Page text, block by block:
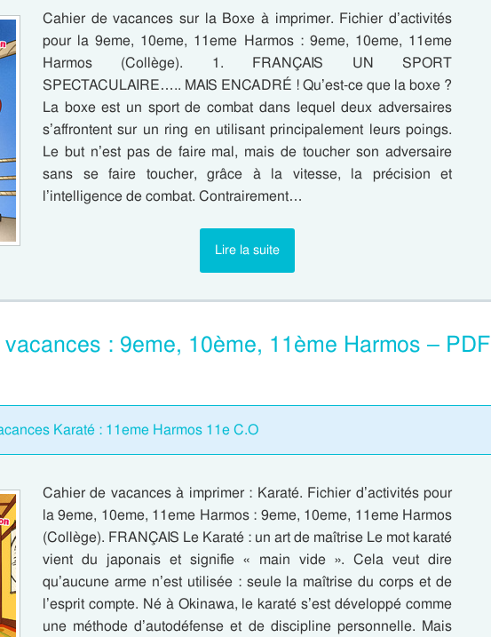
Cahier de vacances sur la Boxe à imprimer. Fichier d’activités
pour la 9eme, 10eme, 11eme Harmos : 9eme, 10eme, 11eme
Harmos (Collège). 1. FRANÇAIS UN SPORT
SPECTACULAIRE….. MAIS ENCADRÉ ! Qu’est-ce que la boxe ?
La boxe est un sport de combat dans lequel deux adversaires
s’affrontent sur un ring en utilisant principalement leurs poings.
Le but n’est pas de faire mal, mais de toucher son adversaire
sans se faire toucher, grâce à la vitesse, la précision et
l’intelligence de combat. Contrairement…
Lire la suite
: 9eme, 10ème, 11ème Harmos – PDF
Karaté : 11eme Harmos 11e C.O
Cahier de vacances à imprimer : Karaté. Fichier d’activités pour
la 9eme, 10eme, 11eme Harmos : 9eme, 10eme, 11eme Harmos
(Collège). FRANÇAIS Le Karaté : un art de maîtrise Le mot karaté
vient du japonais et signifie « main vide ». Cela veut dire
qu’aucune arme n’est utilisée : seule la maîtrise du corps et de
l’esprit compte. Né à Okinawa, le karaté s’est développé comme
une méthode d’autodéfense et de discipline personnelle. Mais